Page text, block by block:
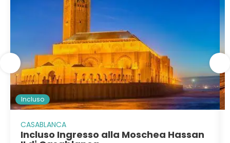
Incluso
CASABLANCA
Incluso Ingresso alla Moschea Hassan